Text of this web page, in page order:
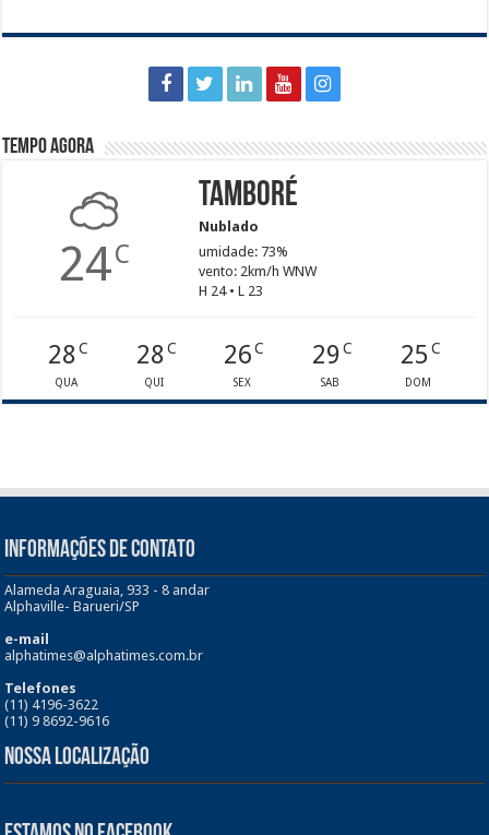
Tempo agora
24C
Tamboré
Nublado
umidade: 73%
vento: 2km/h WNW
H 24 • L 23
28C
QUA
28C
QUI
26 C
SEX
29C
SAB
25C
DOM
INFORMAÇÕES DE CONTATO
Alameda Araguaia, 933 - 8 andar
Alphaville- Barueri/SP
e-mail
alphatimes@alphatimes.com.br
Telefones
(11) 4196-3622
(11) 9 8692-9616
Nossa Localização